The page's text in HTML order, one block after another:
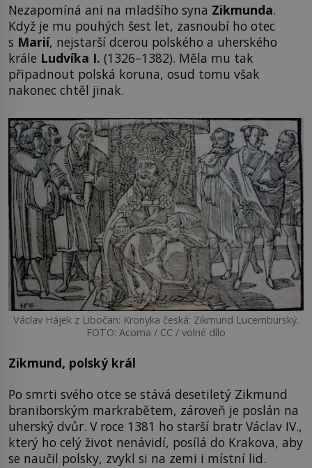
Nezapomíná ani na mladšího syna Zikmunda.
Když je mu pouhých šest let, zasnoubí ho otec
s Marií, nejstarší dcerou polského a uherského
krále Ludvíka I. (1326–1382). Měla mu tak
připadnout polská koruna, osud tomu však
nakonec chtěl jinak.
Václav Hájek z Libočan: Kronyka česká: Zikmund Lucemburský.
FOTO: Acoma / CC / volné dílo
Zikmund, polský král
Po smrti svého otce se stává desetiletý Zikmund
braniborským markrabětem, zároveň je poslán na
uherský dvůr. V roce 1381 ho starší bratr Václav IV.,
který ho celý život nenávidí, posílá do Krakova, aby
se naučil polsky, zvykl si na zemi i místní lid.